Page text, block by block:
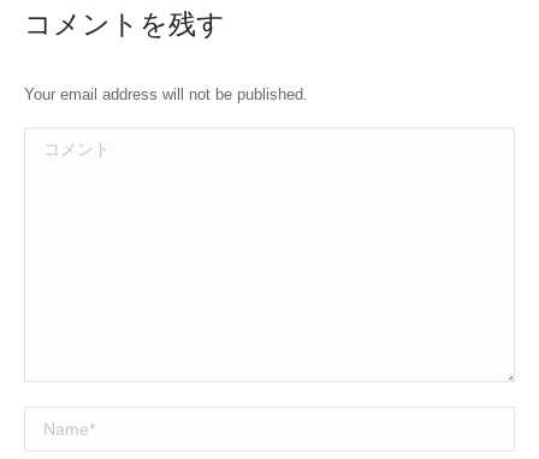
コメントを残す
Your email address will not be published.
コメント
Name *